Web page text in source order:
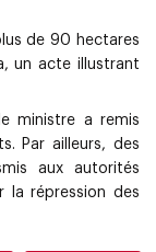
de 90 hectares
un acte illustrant
ministre a remis
Par ailleurs, des
aux autorités
la répression des